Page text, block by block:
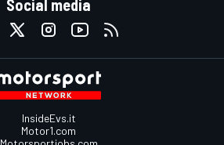
Social media
InsideEvs.it
Motor1.com